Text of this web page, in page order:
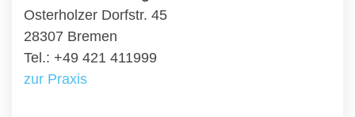
Osterholzer Dorfstr. 45
28307 Bremen
Tel.: +49 421 411999
zur Praxis